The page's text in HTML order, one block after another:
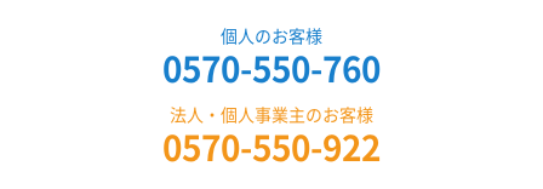
個人のお客様
0570-550-760
法人・個人事業主のお客様
0570-550-922